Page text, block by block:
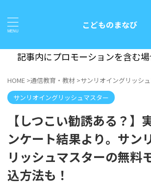
こどものまなび
記事内にプロモーションを含む
HOME >通信教育・教材 >サンリオイングリッシ
サンリオイングリッシュマスター
【しつこい勧誘ある？】
ンケート結果より。サン
リッシュマスターの無料
込方法も！